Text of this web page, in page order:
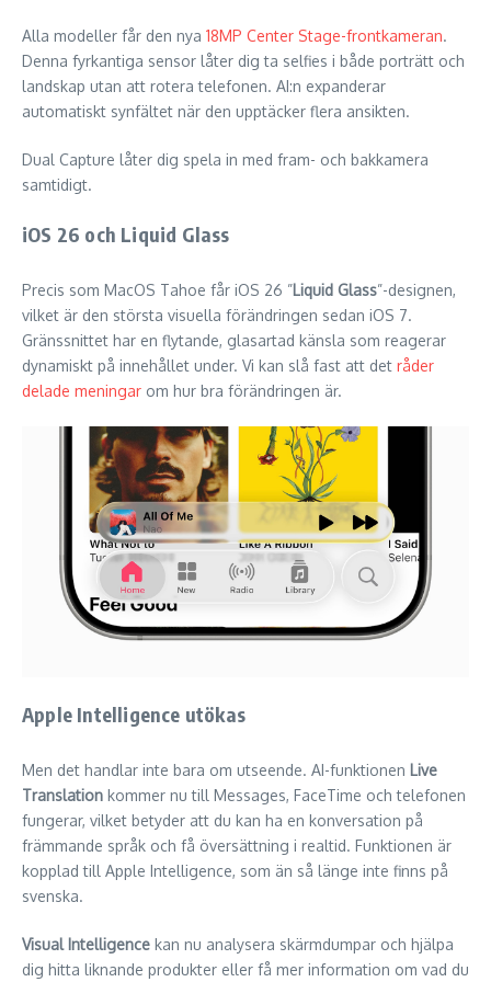
Alla modeller får den nya 18MP Center Stage-frontkameran.
Denna fyrkantiga sensor låter dig ta selfies i både porträtt och
landskap utan att rotera telefonen. AI:n expanderar
automatiskt synfältet när den upptäcker flera ansikten.
Dual Capture låter dig spela in med fram- och bakkamera
samtidigt.
iOS 26 och Liquid Glass
Precis som MacOS Tahoe får iOS 26 ”Liquid Glass”-designen,
vilket är den största visuella förändringen sedan iOS 7.
Gränssnittet har en flytande, glasartad känsla som reagerar
dynamiskt på innehållet under. Vi kan slå fast att det råder
delade meningar om hur bra förändringen är.
Apple Intelligence utökas
Men det handlar inte bara om utseende. AI-funktionen Live
Translation kommer nu till Messages, FaceTime och telefonen
fungerar, vilket betyder att du kan ha en konversation på
främmande språk och få översättning i realtid. Funktionen är
kopplad till Apple Intelligence, som än så länge inte finns på
svenska.
Visual Intelligence kan nu analysera skärmdumpar och hjälpa
dig hitta liknande produkter eller få mer information om vad du